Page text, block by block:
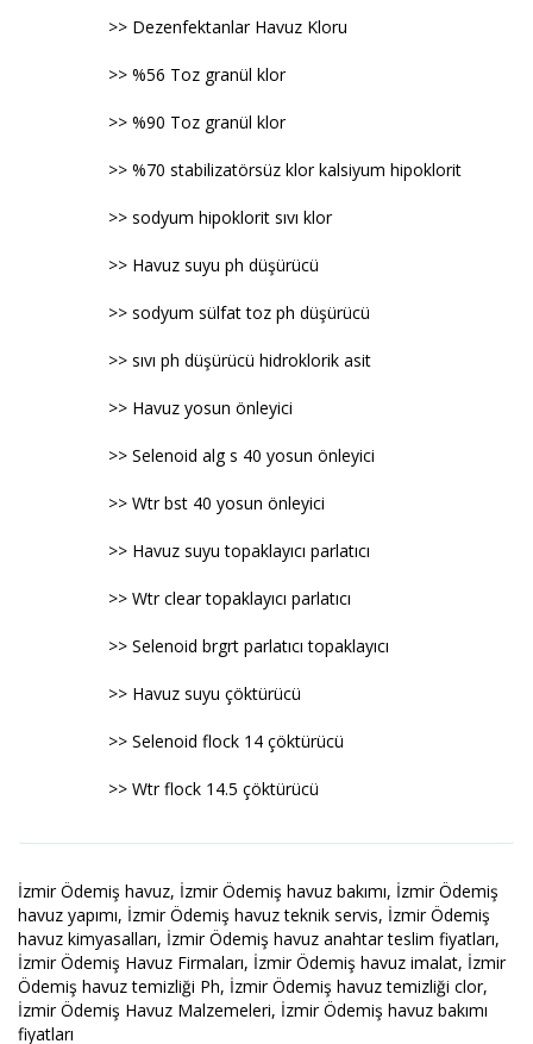
>> Dezenfektanlar Havuz Kloru
>> %56 Toz granül klor
>> %90 Toz granül klor
>> %70 stabilizatörsüz klor kalsiyum hipoklorit
>> sodyum hipoklorit sıvı klor
>> Havuz suyu ph düşürücü
>> sodyum sülfat toz ph düşürücü
>> sıvı ph düşürücü hidroklorik asit
>> Havuz yosun önleyici
>> Selenoid alg s 40 yosun önleyici
>> Wtr bst 40 yosun önleyici
>> Havuz suyu topaklayıcı parlatıcı
>> Wtr clear topaklayıcı parlatıcı
>> Selenoid brgrt parlatıcı topaklayıcı
>> Havuz suyu çöktürücü
>> Selenoid flock 14 çöktürücü
>> Wtr flock 14.5 çöktürücü
İzmir Ödemiş havuz, İzmir Ödemiş havuz bakımı, İzmir Ödemiş
havuz yapımı, İzmir Ödemiş havuz teknik servis, İzmir Ödemiş
havuz kimyasalları, İzmir Ödemiş havuz anahtar teslim fiyatları,
İzmir Ödemiş Havuz Firmaları, İzmir Ödemiş havuz imalat, İzmir
Ödemiş havuz temizliği Ph, İzmir Ödemiş havuz temizliği clor,
İzmir Ödemiş Havuz Malzemeleri, İzmir Ödemiş havuz bakımı
fiyatları